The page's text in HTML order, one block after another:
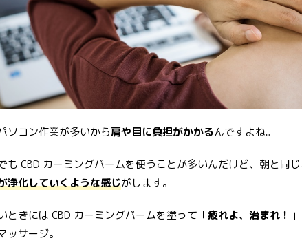
ソコン作業が多いから肩や目に負担がかかるんですよね。
も CBD カーミングバームを使うことが多いんだけど、朝と同
浄化していくような感じがします。
ときには CBD カーミングバームを塗って「疲れよ、治まれ！
ッサージ。